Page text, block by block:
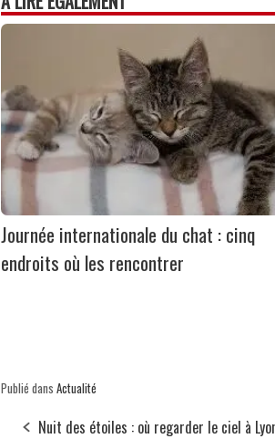
Journée internationale du chat : cinq
endroits où les rencontrer
Publié dans Actualité
Nuit des étoiles : où regarder le ciel à